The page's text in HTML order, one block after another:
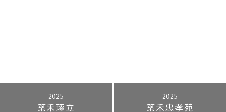
2025
築禾琢立
2025
築禾忠孝苑